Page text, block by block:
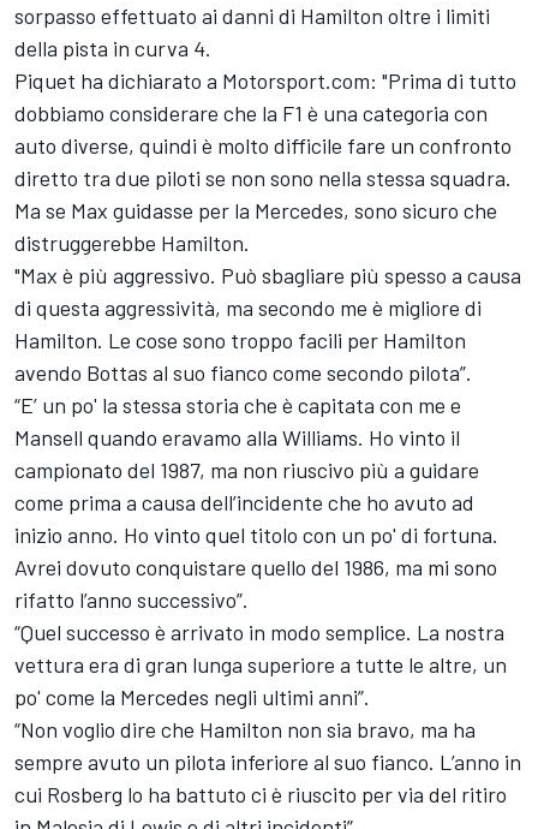
sorpasso effettuato ai danni di Hamilton oltre i limiti
della pista in curva 4.
Piquet ha dichiarato a Motorsport.com: "Prima di tutto
dobbiamo considerare che la F1 è una categoria con
auto diverse, quindi è molto difficile fare un confronto
diretto tra due piloti se non sono nella stessa squadra.
Ma se Max guidasse per la Mercedes, sono sicuro che
distruggerebbe Hamilton.
"Max è più aggressivo. Può sbagliare più spesso a causa
di questa aggressività, ma secondo me è migliore di
Hamilton. Le cose sono troppo facili per Hamilton
avendo Bottas al suo fianco come secondo pilota”.
“E’ un po' la stessa storia che è capitata con me e
Mansell quando eravamo alla Williams. Ho vinto il
campionato del 1987, ma non riuscivo più a guidare
come prima a causa dell’incidente che ho avuto ad
inizio anno. Ho vinto quel titolo con un po' di fortuna.
Avrei dovuto conquistare quello del 1986, ma mi sono
rifatto l’anno successivo”.
“Quel successo è arrivato in modo semplice. La nostra
vettura era di gran lunga superiore a tutte le altre, un
po' come la Mercedes negli ultimi anni”.
“Non voglio dire che Hamilton non sia bravo, ma ha
sempre avuto un pilota inferiore al suo fianco. L’anno in
cui Rosberg lo ha battuto ci è riuscito per via del ritiro